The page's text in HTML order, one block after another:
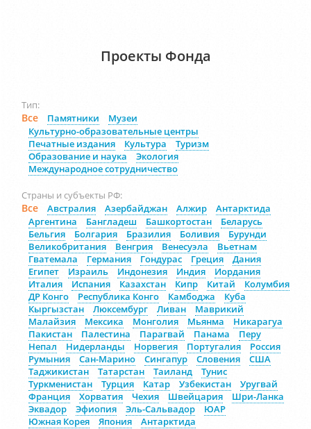
Проекты Фонда
Тип:
Все Памятники
Музеи
Культурно-образовательные центры
Печатные издания
Культура
Туризм
Образование и наука
Экология
Международное сотрудничество
Страны и субъекты РФ:
Все Австралия Азербайджан Алжир
Антарктида
Аргентина
Бангладеш Башкортостан
Беларусь
Бельгия
Болгария Бразилия Боливия
Бурунди
Великобритания
Венгрия Венесуэла
Вьетнам
Гватемала
Германия Гондурас Греция
Дания
Египет
Израиль Индонезия Индия
Иордания
Италия
Испания Казахстан Кипр Китай
Колумбия
ДР Конго
Республика Конго Камбоджа
Куба
Кыргызстан
Люксембург Ливан
Маврикий
Малайзия
Мексика Монголия Мьянма
Никарагуа
Пакистан
Палестина Парагвай Панама
Перу
Непал
Нидерланды Норвегия Португалия
Россия
Румыния
Сан-Марино Сингапур Словения
США
Таджикистан
Татарстан Таиланд
Тунис
Туркменистан
Турция Катар Узбекистан
Уругвай
Франция
Хорватия Чехия Швейцария
Шри-Ланка
Эквадор
Эфиопия Эль-Сальвадор
ЮАР
Южная Корея
Япония Антарктида